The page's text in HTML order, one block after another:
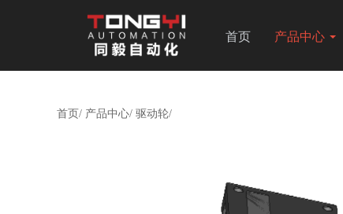
首页 产品中心
首页/ 产品中心/ 驱动轮/